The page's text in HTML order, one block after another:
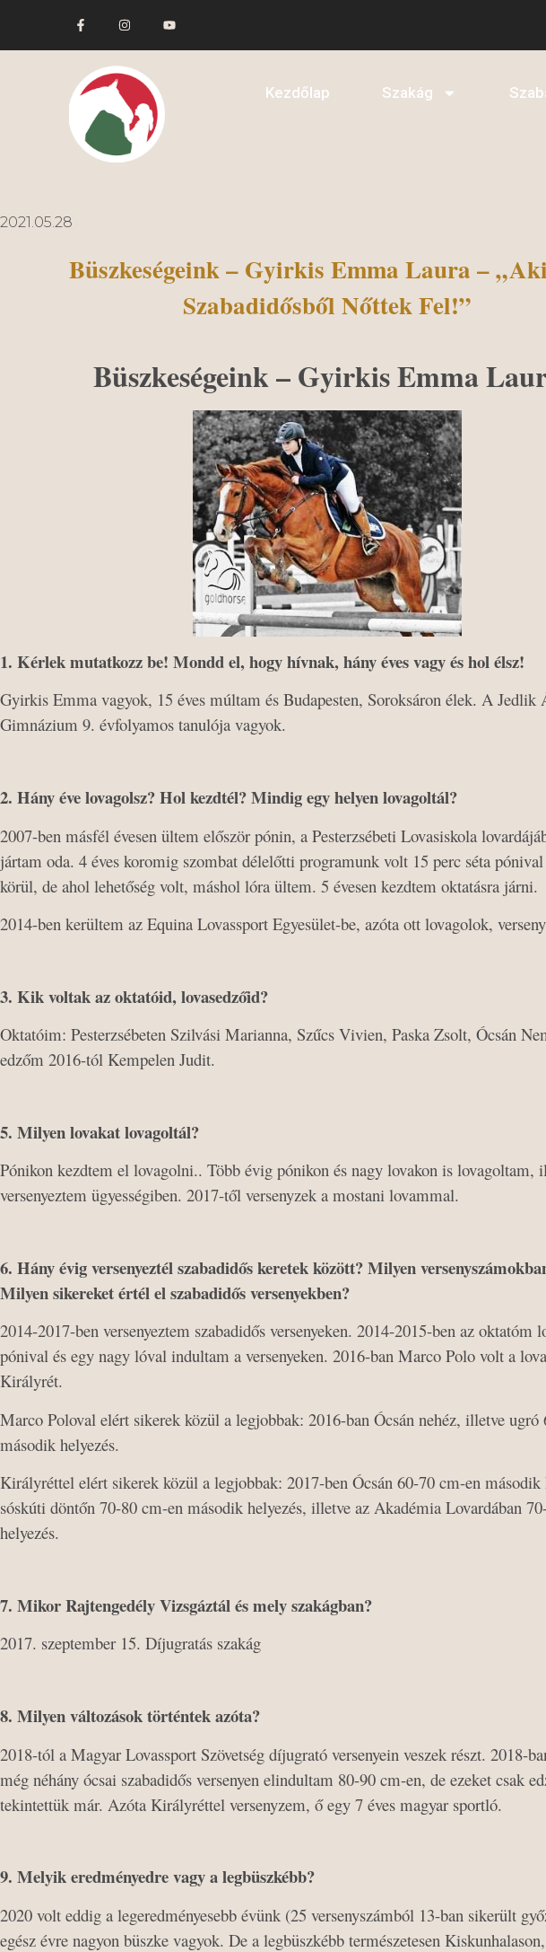
Kezdőlap Szakág
2021.05.28
Büszkeségeink – Gyirkis Emma Laura –
Szabadidősből Nőttek Fel!”
Büszkeségeink – Gyirkis Emma
1. Kérlek mutatkozz be! Mondd el, hogy hívnak, hány éves vagy és hol élsz!
Gyirkis Emma vagyok, 15 éves múltam és Budapesten, Soroksáron élek. A Jedlik
Gimnázium 9. évfolyamos tanulója vagyok.
2. Hány éve lovagolsz? Hol kezdtél? Mindig egy helyen lovagoltál?
2007-ben másfél évesen ültem először pónin, a Pesterzsébeti Lovasiskola
jártam oda. 4 éves koromig szombat délelőtti programunk volt 15 perc séta
körül, de ahol lehetőség volt, máshol lóra ültem. 5 évesen kezdtem oktatásra járni.
2014-ben kerültem az Equina Lovassport Egyesület-be, azóta ott lovagolok,
3. Kik voltak az oktatóid, lovasedzőid?
Oktatóim: Pesterzsébeten Szilvási Marianna, Szűcs Vivien, Paska Zsolt, Ócsán
edzőm 2016-tól Kempelen Judit.
5. Milyen lovakat lovagoltál?
Pónikon kezdtem el lovagolni.. Több évig pónikon és nagy lovakon is lovagoltam,
versenyeztem ügyességiben. 2017-től versenyzek a mostani lovammal.
6. Hány évig versenyeztél szabadidős keretek között? Milyen
Milyen sikereket értél el szabadidős versenyekben?
2014-2017-ben versenyeztem szabadidős versenyeken. 2014-2015-ben az oktatóm
pónival és egy nagy lóval indultam a versenyeken. 2016-ban Marco Polo volt a
Királyrét.
Marco Poloval elért sikerek közül a legjobbak: 2016-ban Ócsán nehéz, illetve ugró
második helyezés.
Királyréttel elért sikerek közül a legjobbak: 2017-ben Ócsán 60-70 cm-en második
sóskúti döntőn 70-80 cm-en második helyezés, illetve az Akadémia Lovardában
helyezés.
7. Mikor Rajtengedély Vizsgáztál és mely szakágban?
2017. szeptember 15. Díjugratás szakág
8. Milyen változások történtek azóta?
2018-tól a Magyar Lovassport Szövetség díjugrató versenyein veszek részt. 2018-
még néhány ócsai szabadidős versenyen elindultam 80-90 cm-en, de ezeket csak
tekintettük már. Azóta Királyréttel versenyzem, ő egy 7 éves magyar sportló.
9. Melyik eredményedre vagy a legbüszkébb?
2020 volt eddig a legeredményesebb évünk (25 versenyszámból 13-ban sikerült
egész évre nagyon büszke vagyok. De a legbüszkébb természetesen